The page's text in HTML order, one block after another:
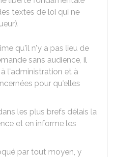
textes de loi qui ne
qu'il n'y a pas lieu de
sans audience, il
l'administration et à
pour qu'elles
les plus brefs délais la
et en informe les
par tout moyen, y